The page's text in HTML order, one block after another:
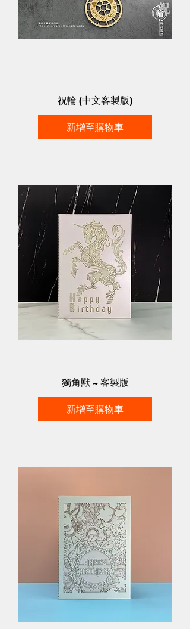
祝輪 (中文客製版)
新增至購物車
獨角獸 ~ 客製版
新增至購物車